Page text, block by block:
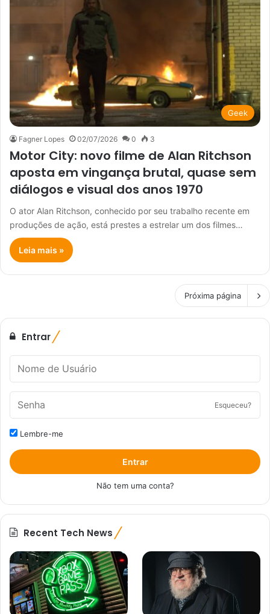
Geek
Fagner Lopes 02/07/2026 0 3
Motor City: novo filme de Alan Ritchson
aposta em vingança brutal, quase sem
diálogos e visual dos anos 1970
O ator Alan Ritchson, conhecido por seu trabalho recente em
produções de ação, está prestes a estrelar um dos filmes…
Leia mais »
Próxima página
Entrar
Esqueceu?
Lembre-me
Entrar
Não tem uma conta?
Recent Tech News